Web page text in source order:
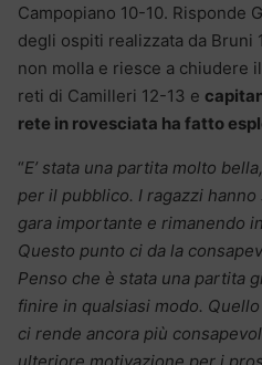
Campopiano 10-10. Risponde
degli ospiti realizzata da Bruni
non molla e riesce a chiudere
reti di Camilleri 12-13 e
rete in rovesciata ha fatto
“E’ stata una partita molto
per il pubblico. I ragazzi
gara importante e rimanendo
Questo punto ci da la
Penso che è stata una partita
finire in qualsiasi modo.
ci rende ancora più